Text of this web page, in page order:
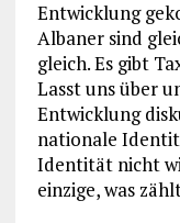
Entwicklung
Albaner sind
gleich. Es gibt
Lasst uns über
Entwicklung
nationale
Identität nicht
einzige, was